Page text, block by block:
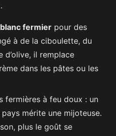
fermier pour des
à de la ciboulette, du
d’olive, il remplace
dans les pâtes ou les
fermières à feu doux : un
mérite une mijoteuse.
plus le goût se